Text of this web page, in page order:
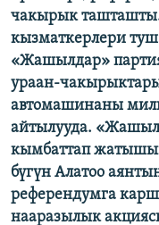
чакырык
кызматкерлери
«Жашылдар»
ураан-
автомашинаны
айтылууда.
кымбаттап
бүгүн Алатоо
референдумга
нааразылык